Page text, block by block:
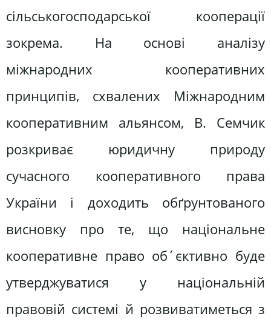
сільськогосподарської кооперації
зокрема. На основі аналізу
міжнародних кооперативних
принципів, схвалених Міжнародним
кооперативним альянсом, В. Семчик
розкриває юридичну природу
сучасного кооперативного права
України і доходить обґрунтованого
висновку про те, що національне
кооперативне право об´єктивно буде
утверджуватися у національній
правовій системі й розвиватиметься з